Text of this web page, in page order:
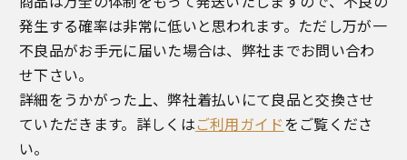
発生する確率は非常に低いと思われます。ただし万が一
不良品がお手元に届いた場合は、弊社までお問い合わ
せ下さい。
詳細をうかがった上、弊社着払いにて良品と交換させ
ていただきます。詳しくはご利用ガイドをご覧くださ
い。